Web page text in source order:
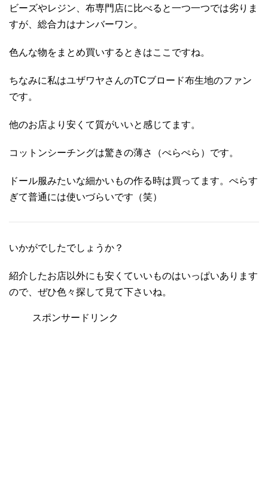
ビーズやレジン、布専門店に比べると一つ一つでは劣りま
すが、総合力はナンバーワン。
色んな物をまとめ買いするときはここですね。
ちなみに私はユザワヤさんのTCブロード布生地のファン
です。
他のお店より安くて質がいいと感じてます。
コットンシーチングは驚きの薄さ（ぺらぺら）です。
ドール服みたいな細かいもの作る時は買ってます。ぺらす
ぎて普通には使いづらいです（笑）
いかがでしたでしょうか？
紹介したお店以外にも安くていいものはいっぱいあります
ので、ぜひ色々探して見て下さいね。
スポンサードリンク